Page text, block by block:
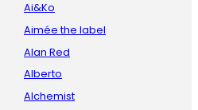
Ai&Ko
Aimée the label
Alan Red
Alberto
Alchemist